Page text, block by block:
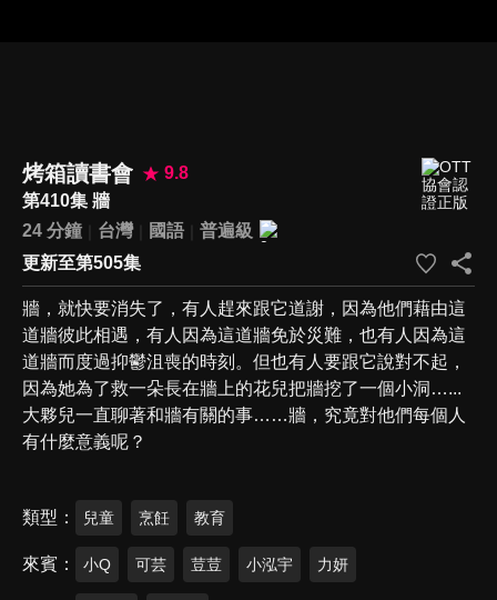
烤箱讀書會
9.8
第410集 牆
24 分鐘
台灣 國語
普遍級
更新至第505集
牆，就快要消失了，有人趕來跟它道謝，因為他們藉由這
道牆彼此相遇，有人因為這道牆免於災難，也有人因為這
道牆而度過抑鬱沮喪的時刻。但也有人要跟它說對不起，
因為她為了救一朵長在牆上的花兒把牆挖了一個小洞…...
大夥兒一直聊著和牆有關的事……牆，究竟對他們每個人
有什麼意義呢？
類型 兒童 烹飪 教育
來賓 小Q 可芸 荳荳 小泓宇 力妍